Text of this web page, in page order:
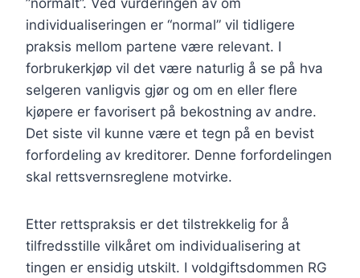
”normalt”. Ved vurderingen av om
individualiseringen er “normal” vil tidligere
praksis mellom partene være relevant. I
forbrukerkjøp vil det være naturlig å se på hva
selgeren vanligvis gjør og om en eller flere
kjøpere er favorisert på bekostning av andre.
Det siste vil kunne være et tegn på en bevist
forfordeling av kreditorer. Denne forfordelingen
skal rettsvernsreglene motvirke.
Etter rettspraksis er det tilstrekkelig for å
tilfredsstille vilkåret om individualisering at
tingen er ensidig utskilt. I voldgiftsdommen RG